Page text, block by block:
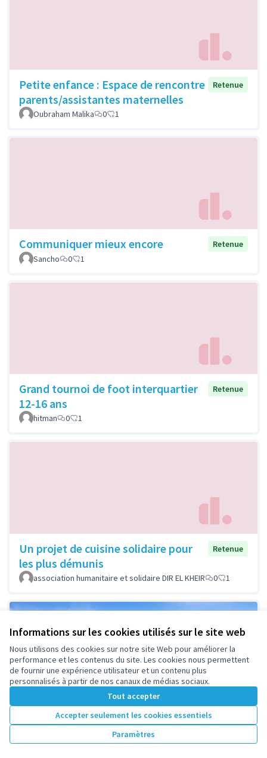
Informations sur les cookies utilisés sur le site web
Nous utilisons des cookies sur notre site Web pour améliorer la
performance et les contenus du site. Les cookies nous permettent
de fournir une expérience utilisateur et un contenu plus
personnalisés à partir de nos canaux de médias sociaux.
Tout accepter
Accepter seulement les cookies essentiels
Paramètres
Petite enfance : Espace de rencontre
parents/assistantes maternelles
Retenue
Oubraham Malika 0 1
Communiquer mieux encore
Retenue
Sancho
0 1
Grand tournoi de foot interquartier
12-16 ans
Retenue
hitman 0 1
Un projet de cuisine solidaire pour
les plus démunis
Retenue
association humanitaire et solidaire DIR EL KHEIR 0 1